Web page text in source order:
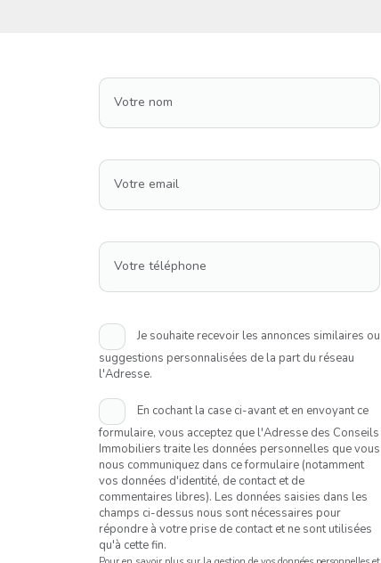
Votre nom
Votre email
Votre téléphone
Je souhaite recevoir les annonces similaires ou
suggestions personnalisées de la part du réseau
l'Adresse.
En cochant la case ci-avant et en envoyant ce
formulaire, vous acceptez que l'Adresse des Conseils
Immobiliers traite les données personnelles que vous
nous communiquez dans ce formulaire (notamment
vos données d'identité, de contact et de
commentaires libres). Les données saisies dans les
champs ci-dessus nous sont nécessaires pour
répondre à votre prise de contact et ne sont utilisées
qu'à cette fin.